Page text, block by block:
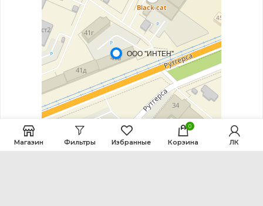
Магазин Фильтры Избранные
0
Корзина ЛК